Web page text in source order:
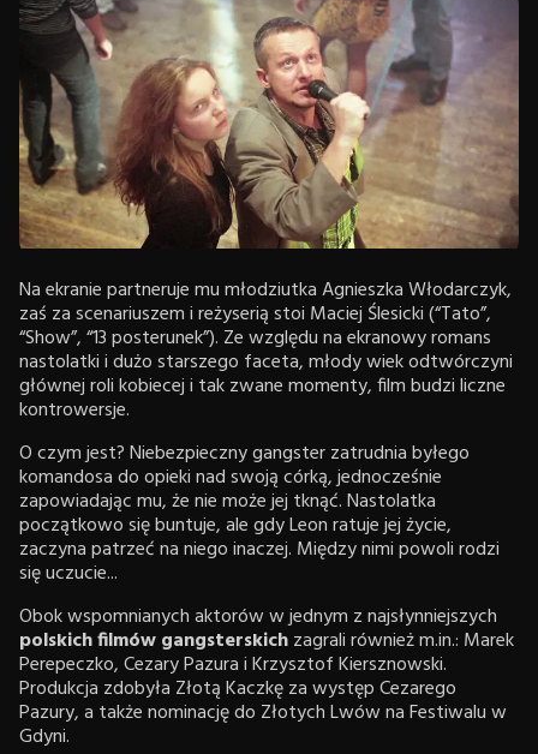
Na ekranie partneruje mu młodziutka Agnieszka Włodarczyk,
zaś za scenariuszem i reżyserią stoi Maciej Ślesicki (“Tato”,
“Show”, “13 posterunek”). Ze względu na ekranowy romans
nastolatki i dużo starszego faceta, młody wiek odtwórczyni
głównej roli kobiecej i tak zwane momenty, film budzi liczne
kontrowersje.
O czym jest? Niebezpieczny gangster zatrudnia byłego
komandosa do opieki nad swoją córką, jednocześnie
zapowiadając mu, że nie może jej tknąć. Nastolatka
początkowo się buntuje, ale gdy Leon ratuje jej życie,
zaczyna patrzeć na niego inaczej. Między nimi powoli rodzi
się uczucie...
Obok wspomnianych aktorów w jednym z najsłynniejszych
polskich filmów gangsterskichzagrali również m.in.: Marek
Perepeczko, Cezary Pazura i Krzysztof Kiersznowski.
Produkcja zdobyła Złotą Kaczkę za występ Cezarego
Pazury, a także nominację do Złotych Lwów na Festiwalu w
Gdyni.